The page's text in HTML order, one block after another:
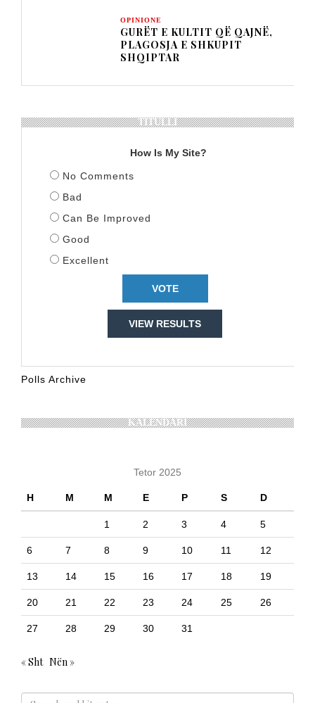
OPINIONE
GURËT E KULTIT QË QAJNË,
PLAGOSJA E SHKUPIT
SHQIPTAR
TITULLI
How Is My Site?
No Comments
Bad
Can Be Improved
Good
Excellent
VIEW RESULTS
Polls Archive
KALENDARI
Tetor 2025
H M M E P S D
1 2 3 4 5
6 7 8 9 10 11 12
13 14 15 16 17 18 19
20 21 22 23 24 25 26
27 28 29 30 31
« Sht Nën »